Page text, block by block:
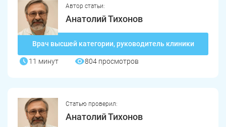
Автор статьи:
Анатолий Тихонов
Врач высшей категории, руководитель клиники
11 минут 804 просмотров
Статью проверил:
Анатолий Тихонов